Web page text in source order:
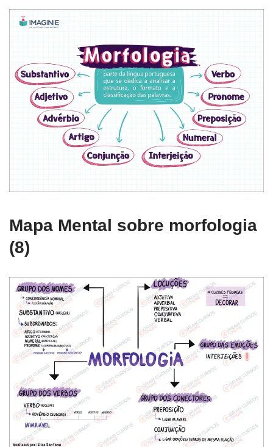
Mapa Mental sobre morfologia
(8)